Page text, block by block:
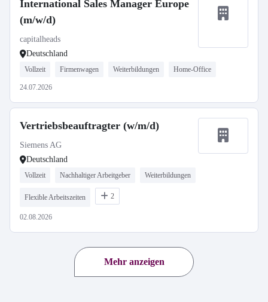
International Sales Manager Europe
(m/w/d)
capitalheads
Deutschland
Vollzeit Firmenwagen Weiterbildungen Home-Office
24.07.2026
Vertriebsbeauftragter (w/m/d)
Siemens AG
Deutschland
Vollzeit Nachhaltiger Arbeitgeber Weiterbildungen
Flexible Arbeitszeiten 2
02.08.2026
Mehr anzeigen